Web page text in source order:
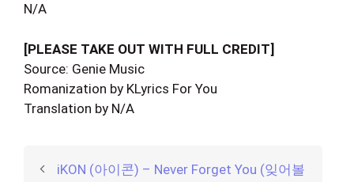
N/A
[PLEASE TAKE OUT WITH FULL CREDIT]
Source: Genie Music
Romanization by KLyrics For You
Translation by N/A
iKON (아이콘) – Never Forget You (잊어볼